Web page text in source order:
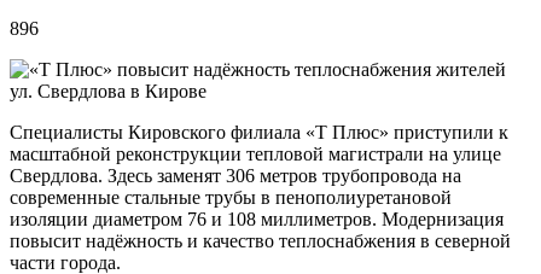
896
Специалисты Кировского филиала «Т Плюс» приступили к
масштабной реконструкции тепловой магистрали на улице
Свердлова. Здесь заменят 306 метров трубопровода на
современные стальные трубы в пенополиуретановой
изоляции диаметром 76 и 108 миллиметров. Модернизация
повысит надёжность и качество теплоснабжения в северной
части города.